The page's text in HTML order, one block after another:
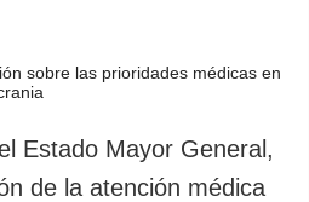
Estado Mayor General,
de la atención médica